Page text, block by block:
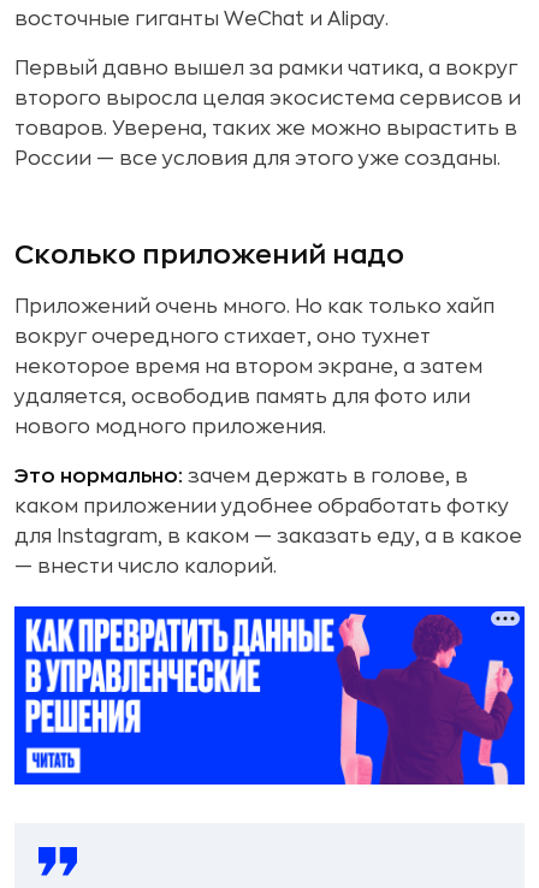
восточные гиганты WeChat и Alipay.
Первый давно вышел за рамки чатика, а вокруг
второго выросла целая экосистема сервисов и
товаров. Уверена, таких же можно вырастить в
России — все условия для этого уже созданы.
Сколько приложений надо
Приложений очень много. Но как только хайп
вокруг очередного стихает, оно тухнет
некоторое время на втором экране, а затем
удаляется, освободив память для фото или
нового модного приложения.
Это нормально: зачем держать в голове, в
каком приложении удобнее обработать фотку
для Instagram, в каком — заказать еду, а в какое
— внести число калорий.